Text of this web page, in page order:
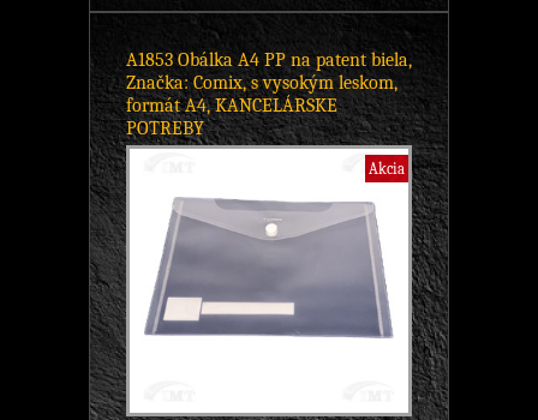
A1853 Obálka A4 PP na patent biela,
Značka: Comix, s vysokým leskom,
formát A4, KANCELÁRSKE
POTREBY
Akcia